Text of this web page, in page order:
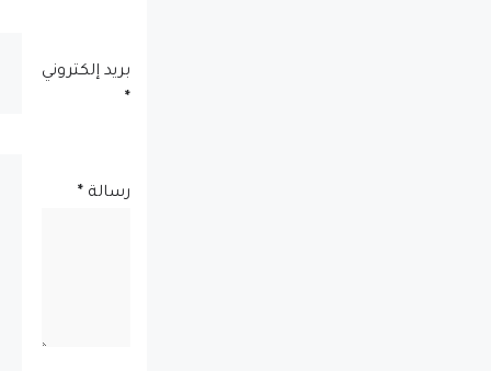
بريد إلكتروني
*
رسالة *